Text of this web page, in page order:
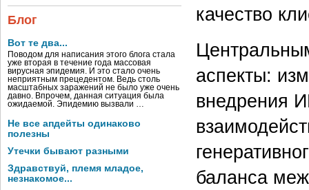
Блог
Вот те два...
Поводом для написания этого блога стала
уже вторая в течение года массовая
вирусная эпидемия. И это стало очень
неприятным прецедентом. Ведь столь
масштабных заражений не было уже очень
давно. Впрочем, данная ситуация была
ожидаемой. Эпидемию вызвали …
Не все апдейты одинаково
полезны
Утечки бывают разными
Здравствуй, племя младое,
незнакомое...
качество
аспекты:
внедрения
баланса